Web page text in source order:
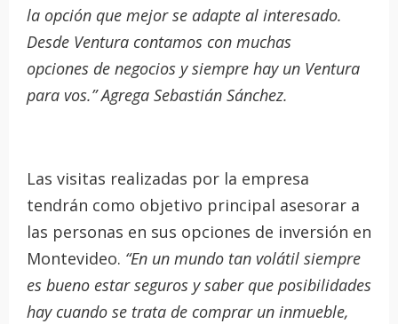
la opción que mejor se adapte al interesado.
Desde Ventura contamos con muchas
opciones de negocios y siempre hay un Ventura
para vos.” Agrega Sebastián Sánchez.
Las visitas realizadas por la empresa
tendrán como objetivo principal asesorar a
las personas en sus opciones de inversión en
Montevideo. “En un mundo tan volátil siempre
es bueno estar seguros y saber que posibilidades
hay cuando se trata de comprar un inmueble,